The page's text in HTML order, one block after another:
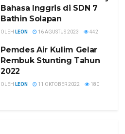
Bahasa Inggris di SDN 7
Bathin Solapan
OLEH LEON 16 AGUSTUS 2023 442
Pemdes Air Kulim Gelar
Rembuk Stunting Tahun
2022
OLEH LEON 11 OKTOBER 2022 180